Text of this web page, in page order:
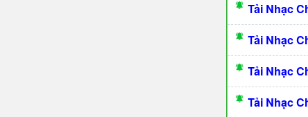
Tải Nhạc
Tải Nhạc
Tải Nhạc
Tải Nhạc